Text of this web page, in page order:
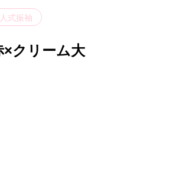
式振袖
クリーム大